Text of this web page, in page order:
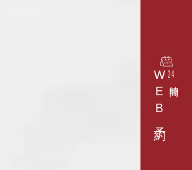
WEB予約 24